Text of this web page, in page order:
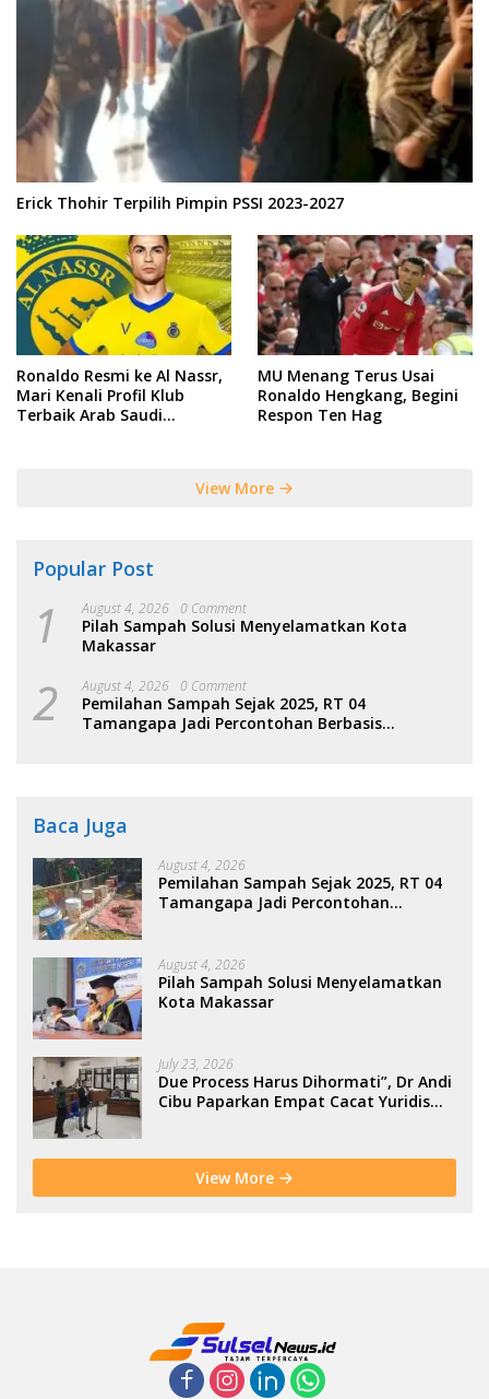
Erick Thohir Terpilih Pimpin PSSI 2023-2027
Ronaldo Resmi ke Al Nassr,
Mari Kenali Profil Klub
Terbaik Arab Saudi
MU Menang Terus Usai
Ronaldo Hengkang, Begini
Respon Ten Hag
View More
Popular Post
1 August 4, 2026 0 Comment
Pilah Sampah Solusi Menyelamatkan Kota
Makassar
2 August 4, 2026 0 Comment
Pemilahan Sampah Sejak 2025, RT 04
Tamangapa Jadi Percontohan Berbasis
Baca Juga
August 4, 2026
Pemilahan Sampah Sejak 2025, RT 04
Tamangapa Jadi Percontohan
August 4, 2026
Pilah Sampah Solusi Menyelamatkan
Kota Makassar
July 23, 2026
Due Process Harus Dihormati”, Dr Andi
Cibu Paparkan Empat Cacat Yuridis
View More